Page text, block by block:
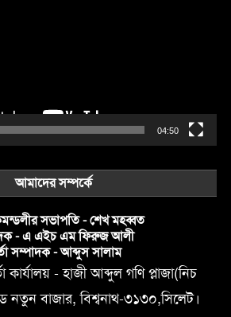
04:50
আমাদের সম্পর্কে
সভাপতি - শেখ মহব্বত
- এ এইচ এম ফিরুজ আলী
সম্পাদক - আব্দুস সালাম
কার্যালয় - হাজী আব্দুল গণি প্লাজা(নিচ
নতুন বাজার, বিশ্বনাথ-৩১৩০,সিলেট।